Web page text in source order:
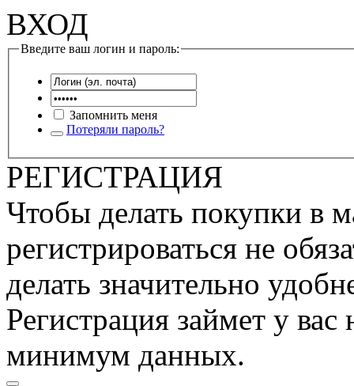
ВХОД
Введите ваш логин и пароль:
Запомнить меня
Потеряли пароль?
РЕГИСТРАЦИЯ
Чтобы делать покупки в
регистрироваться не
делать значительно
Регистрация займет у
минимум данных.